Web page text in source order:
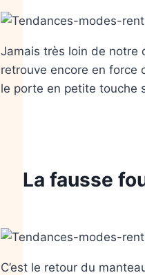
Jamais très loin de notre
retrouve encore en force
le porte en petite touche
La fausse
C’est le retour du